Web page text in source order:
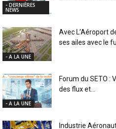
- DERNIÈRES
NEWS
- A LA UNE
Avec L’Aéroport
ses ailes avec le
- A LA UNE
Forum du SETO :
des flux et...
Industrie